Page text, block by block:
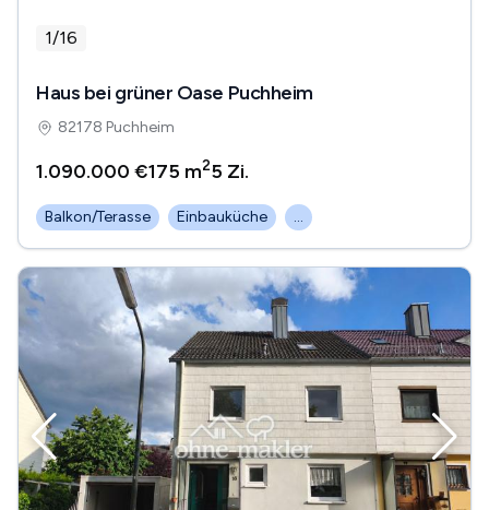
1/16
Haus bei grüner Oase Puchheim
82178 Puchheim
1.090.000 €175 m25 Zi.
Balkon/Terasse Einbauküche ...